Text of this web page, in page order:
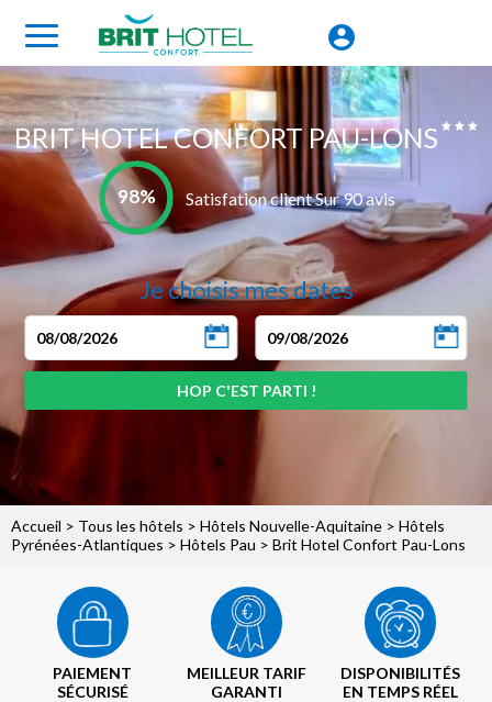
BRIT HOTEL CONFORT PAU-LONS
98% Satisfation client Sur 90 avis
Je choisis mes dates
Accueil > Tous les hôtels > Hôtels Nouvelle-Aquitaine > Hôtels
Pyrénées-Atlantiques > Hôtels Pau > Brit Hotel Confort Pau-Lons
PAIEMENT
SÉCURISÉ
MEILLEUR TARIF
GARANTI
DISPONIBILITÉS
EN TEMPS RÉEL